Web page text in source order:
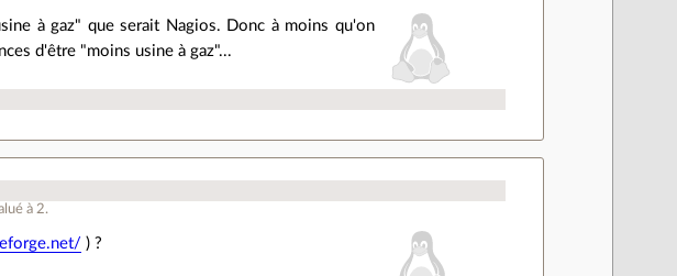
à gaz" que serait Nagios. Donc à moins qu'on
d'être "moins usine à gaz"...
à 2.
) ?